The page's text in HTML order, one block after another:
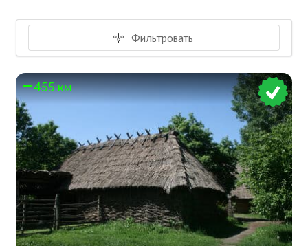
Фильтровать
455 км